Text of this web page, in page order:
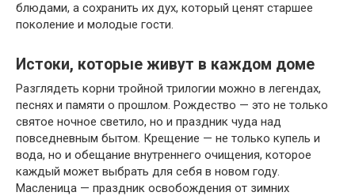
блюдами, а сохранить их дух, который ценят старшее
поколение и молодые гости.
Истоки, которые живут в каждом доме
Разглядеть корни тройной трилогии можно в легендах,
песнях и памяти о прошлом. Рождество — это не только
святое ночное светило, но и праздник чуда над
повседневным бытом. Крещение — не только купель и
вода, но и обещание внутреннего очищения, которое
каждый может выбрать для себя в новом году.
Масленица — праздник освобождения от зимних